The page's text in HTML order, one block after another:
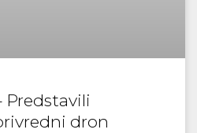
Predstavili
dron